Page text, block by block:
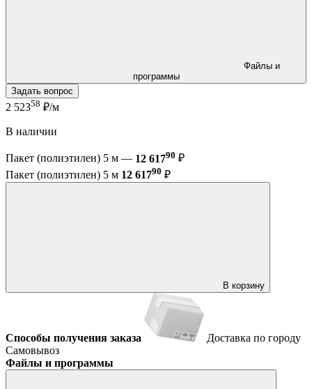
программы
Задать вопрос
2 52358 ₽/м
В наличии
Пакет (полиэтилен) 5 м — 12 61790 ₽
Пакет (полиэтилен) 5 м 12 61790 ₽
В корзину
Способы получения заказа
Доставка по городу
Самовывоз
Файлы и программы